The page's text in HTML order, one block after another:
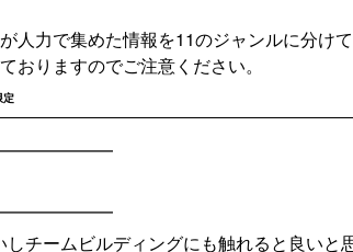
人力で集めた情報を11のジャンルに分けて
おりますのでご注意ください。
定
チームビルディングにも触れると良いと思